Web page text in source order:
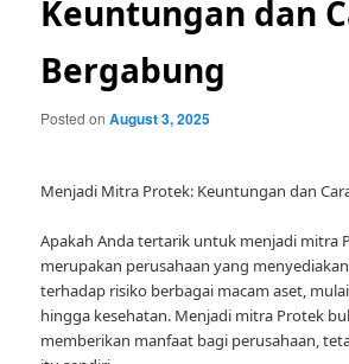
Keuntungan dan
Bergabung
Posted onAugust 3, 2025
Menjadi Mitra Protek: Keuntungan dan
Apakah Anda tertarik untuk menjadi mitra
merupakan perusahaan yang
terhadap risiko berbagai macam aset,
hingga kesehatan. Menjadi mitra Protek
memberikan manfaat bagi perusahaan,